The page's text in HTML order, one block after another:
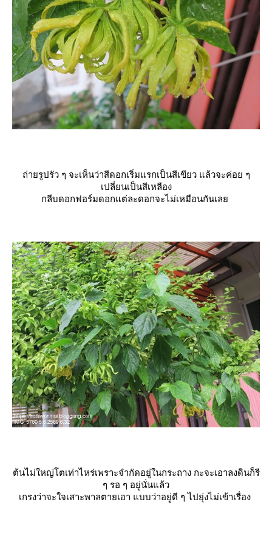
ถ่ายรูปรัว ๆ จะเห็นว่าสีดอกเริ่มแรกเป็นสีเขียว แล้วจะค่อย ๆ
เปลี่ยนเป็นสีเหลือง
กลีบดอกฟอร์มดอกแต่ละดอกจะไม่เหมือนกันเล
ต้นไม่ใหญ่โตเท่าไหร่เพราะจำกัดอยู่ในกระถาง กะจะเอาลงดินก็รี
ๆ รอ ๆ อยู่นั่นแล้ว
เกรงว่าจะใจเสาะพาลตายเอา แบบว่าอยู่ดี ๆ ไปยุ่งไม่เข้าเรื่อง